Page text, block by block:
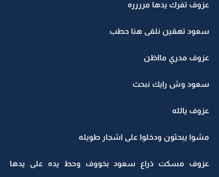
عزوف تفرك يدها مرررره
سعود تهقين نلقى هنا حطب
عزوف مدري مااظن
سعود وش رايك نبحث
عزوف يالله
مشوا يبحثون ودخلوا على اشجار طويله
عزوف مسكت ذراع سعود بخووف وحط يده على يدها